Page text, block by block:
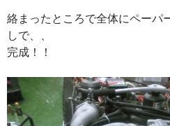
絡まったところで全体にペーパ
しで、、
完成！！